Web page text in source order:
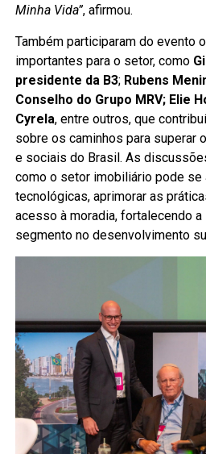
Minha Vida”, afirmou.
Também participaram do evento
importantes para o setor, como
presidente da B3; Rubens
Conselho do Grupo MRV; Elie
Cyrela, entre outros, que
sobre os caminhos para superar
e sociais do Brasil. As
como o setor imobiliário pode se
tecnológicas, aprimorar as
acesso à moradia, fortalecendo
segmento no desenvolvimento